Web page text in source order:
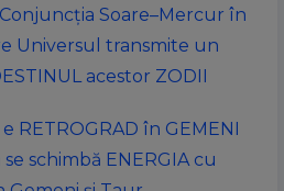
Soare–Mercur în
Universul transmite un
acestor ZODII
RETROGRAD în GEMENI
schimbă ENERGIA cu